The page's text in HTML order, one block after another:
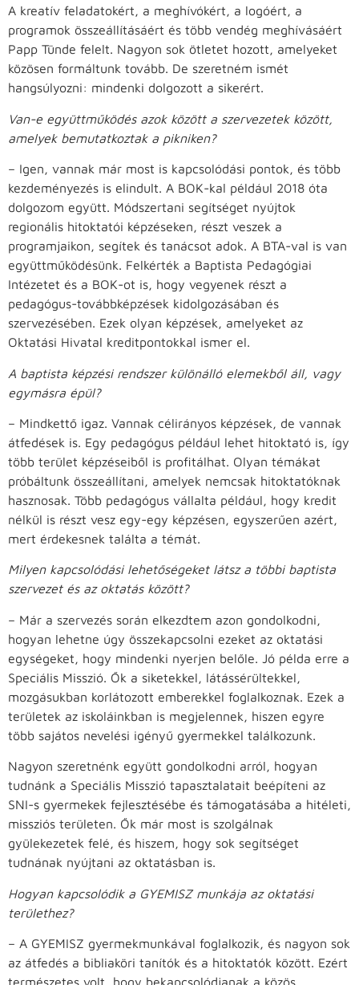
A kreatív feladatokért, a meghívókért, a logóért, a
programok összeállításáért és több vendég meghívásáért
Papp Tünde felelt. Nagyon sok ötletet hozott, amelyeket
közösen formáltunk tovább. De szeretném ismét
hangsúlyozni: mindenki dolgozott a sikerért.
Van-e együttműködés azok között a szervezetek között,
amelyek bemutatkoztak a pikniken?
– Igen, vannak már most is kapcsolódási pontok, és több
kezdeményezés is elindult. A BOK-kal például 2018 óta
dolgozom együtt. Módszertani segítséget nyújtok
regionális hitoktatói képzéseken, részt veszek a
programjaikon, segítek és tanácsot adok. A BTA-val is van
együttműködésünk. Felkérték a Baptista Pedagógiai
Intézetet és a BOK-ot is, hogy vegyenek részt a
pedagógus-továbbképzések kidolgozásában és
szervezésében. Ezek olyan képzések, amelyeket az
Oktatási Hivatal kreditpontokkal ismer el.
A baptista képzési rendszer különálló elemekből áll, vagy
egymásra épül?
– Mindkettő igaz. Vannak célirányos képzések, de vannak
átfedések is. Egy pedagógus például lehet hitoktató is, így
több terület képzéseiből is profitálhat. Olyan témákat
próbáltunk összeállítani, amelyek nemcsak hitoktatóknak
hasznosak. Több pedagógus vállalta például, hogy kredit
nélkül is részt vesz egy-egy képzésen, egyszerűen azért,
mert érdekesnek találta a témát.
Milyen kapcsolódási lehetőségeket látsz a többi baptista
szervezet és az oktatás között?
– Már a szervezés során elkezdtem azon gondolkodni,
hogyan lehetne úgy összekapcsolni ezeket az oktatási
egységeket, hogy mindenki nyerjen belőle. Jó példa erre a
Speciális Misszió. Ők a siketekkel, látássérültekkel,
mozgásukban korlátozott emberekkel foglalkoznak. Ezek a
területek az iskoláinkban is megjelennek, hiszen egyre
több sajátos nevelési igényű gyermekkel találkozunk.
Nagyon szeretnénk együtt gondolkodni arról, hogyan
tudnánk a Speciális Misszió tapasztalatait beépíteni az
SNI-s gyermekek fejlesztésébe és támogatásába a hitéleti,
missziós területen. Ők már most is szolgálnak
gyülekezetek felé, és hiszem, hogy sok segítséget
tudnának nyújtani az oktatásban is.
Hogyan kapcsolódik a GYEMISZ munkája az oktatási
területhez?
– A GYEMISZ gyermekmunkával foglalkozik, és nagyon sok
az átfedés a bibliaköri tanítók és a hitoktatók között. Ezért
természetes volt, hogy bekapcsolódjanak a közös